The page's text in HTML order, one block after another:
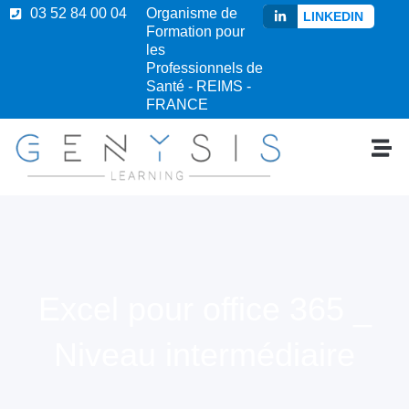
03 52 84 00 04
Organisme de
Formation pour
les
Professionnels de
Santé - REIMS -
FRANCE
LINKEDIN